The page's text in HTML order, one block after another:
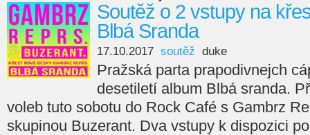
Soutěž o 2 vstupy na
Blbá Sranda
17.10.2017 soutěž duke
Pražská parta prapodivnejch
desetiletí album Blbá sranda.
voleb tuto sobotu do Rock Café s Gambrz
skupinou Buzerant. Dva vstupy k dispozici